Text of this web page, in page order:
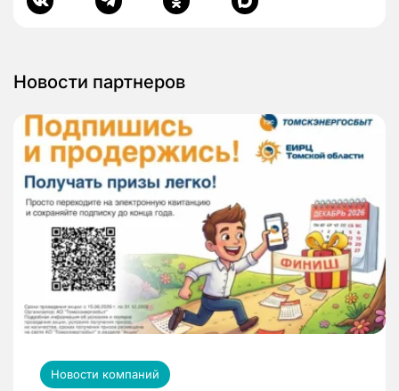
Новости партнеров
Новости компаний